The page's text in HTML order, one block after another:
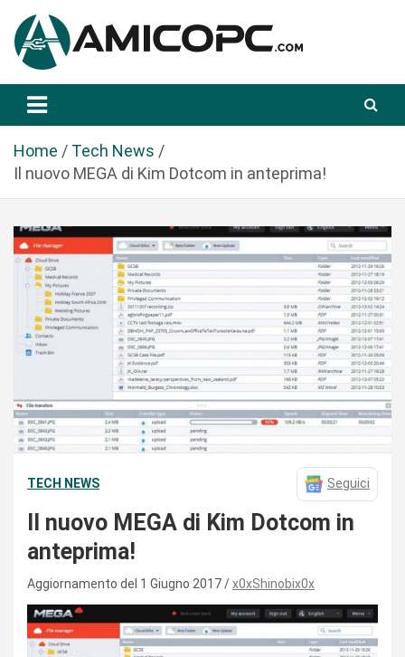
a
Amicopc.com
Home
Tech News
Il nuovo MEGA di Kim Dotcom in anteprima!
TECH NEWS Seguici
Il nuovo MEGA di Kim Dotcom in
anteprima!
Aggiornamento del 1 Giugno 2017 x0xShinobix0x